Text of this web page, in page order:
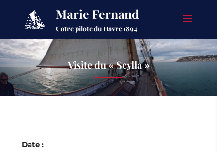
Marie Fernand
Cotre pilote du Havre 1894
Visite du « Scylla »
Date :